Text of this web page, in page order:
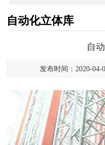
自动化立体库
自
发布时间：2020-04-